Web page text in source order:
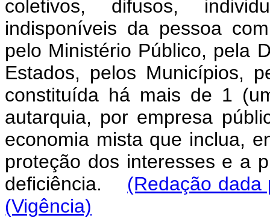
coletivos, difusos,
indisponíveis da pessoa
pelo Ministério Público, pela
Estados, pelos Municípios,
constituída há mais de 1
autarquia, por empresa
economia mista que inclua,
proteção dos interesses e a
deficiência. (Redação dada
(Vigência)